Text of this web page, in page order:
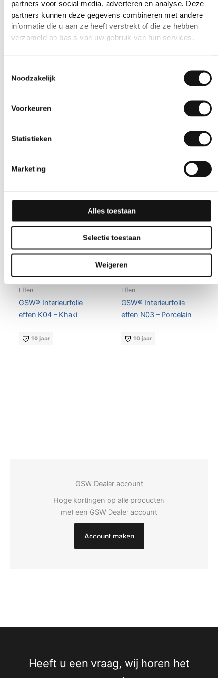
partners voor social media, adverteren en analyse. Deze
partners kunnen deze gegevens combineren met andere
informatie die u aan ze heeft verstrekt of die ze hebben
verzameld op basis van uw gebruik van hun services.
Noodzakelijk
Voorkeuren
Statistieken
Marketing
Alles toestaan
Selectie toestaan
Weigeren
effen M06 – Steel Blue
Effen
GSW® Interieurfolie
effen K04 – Khaki
10 jaar
Effen
GSW® Interieurfolie
effen N03 – Porcelain
10 jaar
GSW Dealer account
Hoge kortingen op alle producten
met een GSW Dealer account
Account maken
Heeft u een vraag, wij horen het